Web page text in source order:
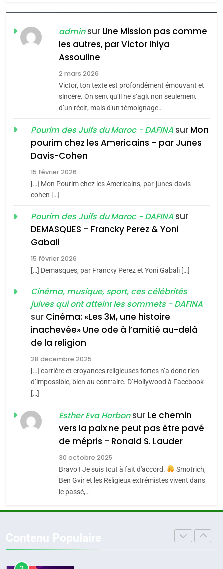
FIÈRE, DIGNE ET RÉSILIENTE :
POURQUOI JE REVENDIQUE
MA JUDAÏTE par Thérèse
Zrihen-Dvir
ISRAÉL JUDAISME
CE QUI NOUS MANQUE –
Jacques Hadida
JUDAISME
Maroc : Les amandes de
Tafraout, le miel de Tadla
du terroir
Oeil ravageur – Vanessa
De Loya Stauber
«Tu dis génocide, je dis
guerre»: La nouvelle
chanson de Boy George
ISRAÉL JUDAISME
Accords d’Isaac:
l’alliance pourrait
s’étendre à 13 pays
d’Amérique latine
ISRAÉL JUDAISME
2025, l’année la plus
meurtrière selon le
FIÈRE, DIGNE ET RÉSILIENTE :
adminsur Une Mission pas comme
les autres, par Victor Ihiya
Assouline
2 mars 2026
Victor, ton texte est profondément émouvant et
sincère. On sent qu’il ne s’agit non seulement
d’un récit, mais d’un témoignage…
Pourim des Juifs du Maroc - DAFINA sur Mon
pourim chez les Americains – par Junes
Davis-Cohen
15 février 2026
[…] Mon Pourim chez les Americains, par-junes-davis-
cohen […]
Pourim des Juifs du Maroc - DAFINA sur
DEMASQUES – Francky Perez & Yoni
Gabali
15 février 2026
[…] Demasques, par Francky Perez et Yoni Gabali […]
Cinéma, musique, sport, ces célébrités
juives qui ont atteint les sommets - DAFINA
sur Cinéma: «Les 3M, une histoire
inachevée» Une ode à l’amitié au-delà
de la religion
28 décembre 2025
[…] carrière et croyances religieuses fortes n’a donc rien
d’impossible, bien au contraire. D’Hollywood à Facebook
[…]
Esther Eva Harbonsur Le chemin
vers la paix ne peut pas être pavé
de mépris – Ronald S. Lauder
30 octobre 2025
Bravo ! Je suis tout à fait d'accord.
Smotrich,
Ben Gvir et les Religieux extrêmistes vivent dans
le passé,…
meurtrière selon le rapport
l’antisémitisme
FIÈRE, DIGNE ET RÉSILIENTE :
POURQUOI JE REVENDIQUE
MA JUDAÏTE par Thérèse
Zrihen-Dvir
ISRAÉL
CE QUI NOUS MANQUE –
JUDAISME
Maroc : Les amandes de
Tafraout, le miel de Tadla
Azilal consacrés produits
du terroir
DAFINA MAROC
Oeil ravageur – Vanessa De